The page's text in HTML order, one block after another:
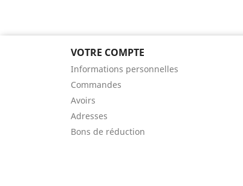
VOTRE COMPTE
Informations personnelles
Commandes
Avoirs
Adresses
Bons de réduction